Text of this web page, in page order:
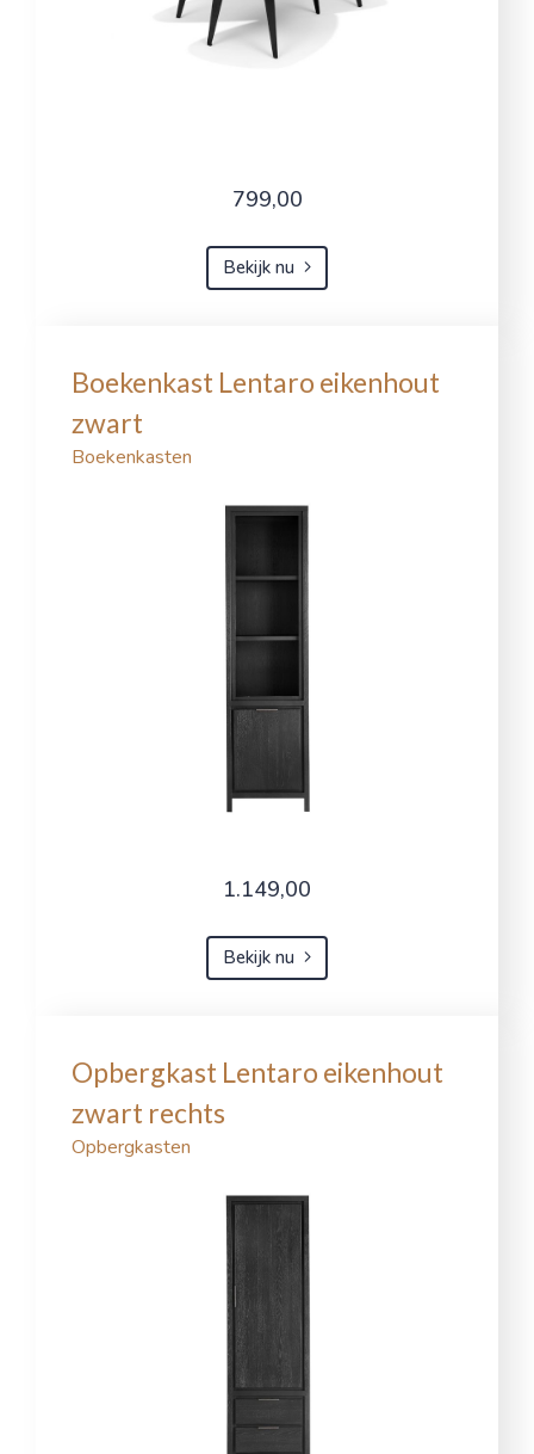
799,00
Bekijk nu
Boekenkast Lentaro eikenhout
zwart
Boekenkasten
1.149,00
Bekijk nu
Opbergkast Lentaro eikenhout
zwart rechts
Opbergkasten